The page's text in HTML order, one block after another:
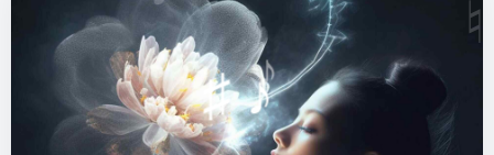
♫ ♩
♩
♯ ♪ ♯ ♬
♫
♮